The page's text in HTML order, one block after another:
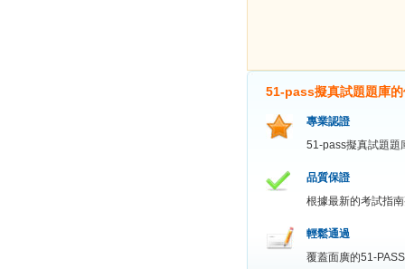
51-pass擬真試題題庫
專業認證
51-pass擬真試題題
品質保證
根據最新的考試指
輕鬆通過
覆蓋面廣的51-